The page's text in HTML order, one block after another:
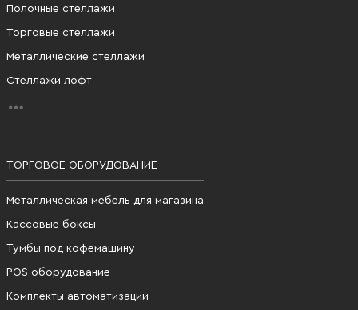
Полочные стеллажи
Торговые стеллажи
Металлические стеллажи
Стеллажи лофт
ТОРГОВОЕ ОБОРУДОВАНИЕ
Металлическая мебель для магазина
Кассовые боксы
Тумбы под кофемашину
POS оборудование
Комплекты автоматизации